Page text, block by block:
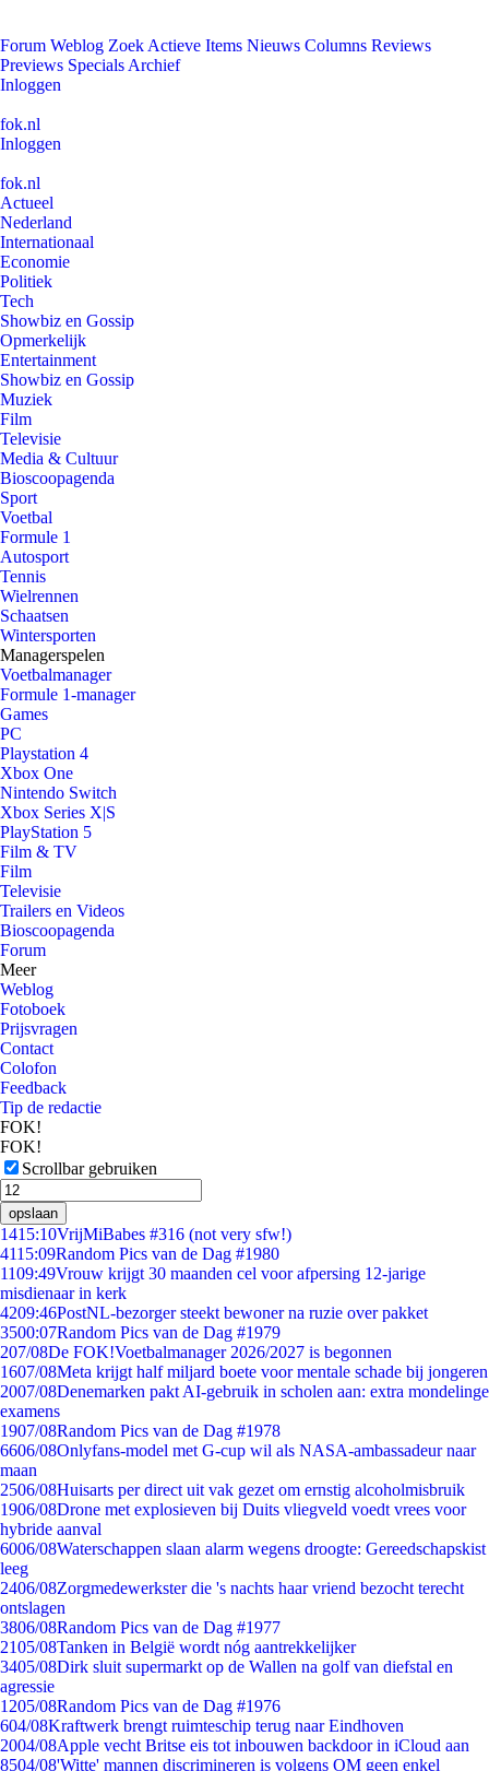
Forum Weblog Zoek Actieve Items Nieuws Columns Reviews
Previews Specials Archief
Inloggen
fok.nl
Inloggen
fok.nl
Actueel
Nederland
Internationaal
Economie
Politiek
Tech
Showbiz en Gossip
Opmerkelijk
Entertainment
Showbiz en Gossip
Muziek
Film
Televisie
Media & Cultuur
Bioscoopagenda
Sport
Voetbal
Formule 1
Autosport
Tennis
Wielrennen
Schaatsen
Wintersporten
Managerspelen
Voetbalmanager
Formule 1-manager
Games
PC
Playstation 4
Xbox One
Nintendo Switch
Xbox Series X|S
PlayStation 5
Film & TV
Film
Televisie
Trailers en Videos
Bioscoopagenda
Forum
Meer
Weblog
Fotoboek
Prijsvragen
Contact
Colofon
Feedback
Tip de redactie
FOK!
FOK!
Scrollbar gebruiken
opslaan
1415:10VrijMiBabes #316 (not very sfw!)
4115:09Random Pics van de Dag #1980
1109:49Vrouw krijgt 30 maanden cel voor afpersing 12-jarige
misdienaar in kerk
4209:46PostNL-bezorger steekt bewoner na ruzie over pakket
3500:07Random Pics van de Dag #1979
207/08De FOK!Voetbalmanager 2026/2027 is begonnen
1607/08Meta krijgt half miljard boete voor mentale schade bij jongeren
2007/08Denemarken pakt AI-gebruik in scholen aan: extra mondelinge
examens
1907/08Random Pics van de Dag #1978
6606/08Onlyfans-model met G-cup wil als NASA-ambassadeur naar
maan
2506/08Huisarts per direct uit vak gezet om ernstig alcoholmisbruik
1906/08Drone met explosieven bij Duits vliegveld voedt vrees voor
hybride aanval
6006/08Waterschappen slaan alarm wegens droogte: Gereedschapskist
leeg
2406/08Zorgmedewerkster die 's nachts haar vriend bezocht terecht
ontslagen
3806/08Random Pics van de Dag #1977
2105/08Tanken in België wordt nóg aantrekkelijker
3405/08Dirk sluit supermarkt op de Wallen na golf van diefstal en
agressie
1205/08Random Pics van de Dag #1976
604/08Kraftwerk brengt ruimteschip terug naar Eindhoven
2004/08Apple vecht Britse eis tot inbouwen backdoor in iCloud aan
8504/08'Witte' mannen discrimineren is volgens OM geen enkel